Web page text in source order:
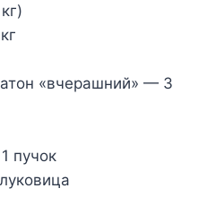
«вчерашний» — 3
пучок